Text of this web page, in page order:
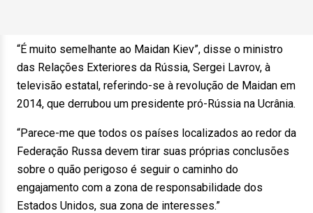
“É muito semelhante ao Maidan Kiev”, disse o ministro
das Relações Exteriores da Rússia, Sergei Lavrov, à
televisão estatal, referindo-se à revolução de Maidan em
2014, que derrubou um presidente pró-Rússia na Ucrânia.
“Parece-me que todos os países localizados ao redor da
Federação Russa devem tirar suas próprias conclusões
sobre o quão perigoso é seguir o caminho do
engajamento com a zona de responsabilidade dos
Estados Unidos, sua zona de interesses.”